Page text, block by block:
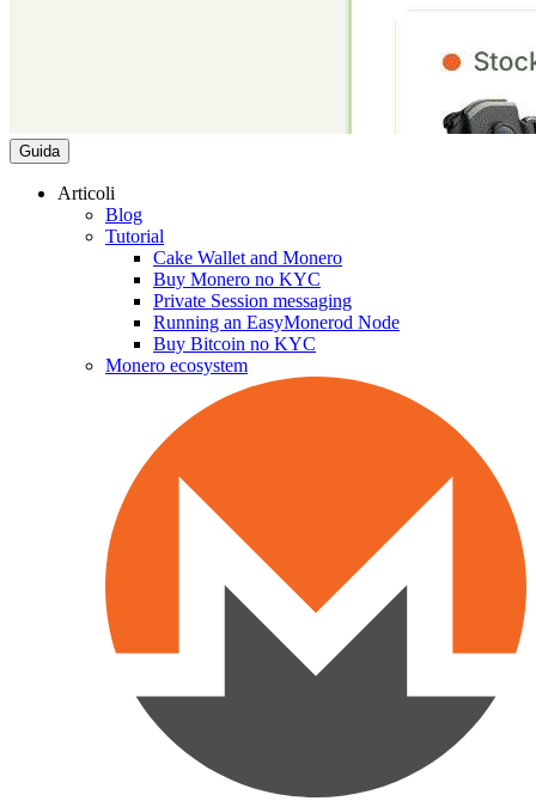
Guida
Articoli
Blog
Tutorial
Cake Wallet and Monero
Buy Monero no KYC
Private Session messaging
Running an EasyMonerod Node
Buy Bitcoin no KYC
Monero ecosystem